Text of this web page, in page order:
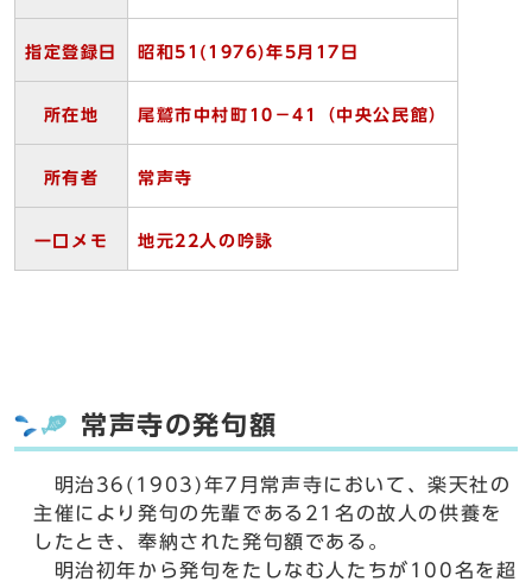
指定登録日 昭和51(1976)年5月17 日
所在地 尾鷲市中村町10 －41（中央公民館）
所有者 常声寺
一口メモ 地元22人の吟詠
常声寺の発句額
明治36(1903)年7月常声寺において、楽天社の
主催により発句の先輩である21名の故人の供養を
したとき、奉納された発句額である。
明治初年から発句をたしなむ人たちが100名を超